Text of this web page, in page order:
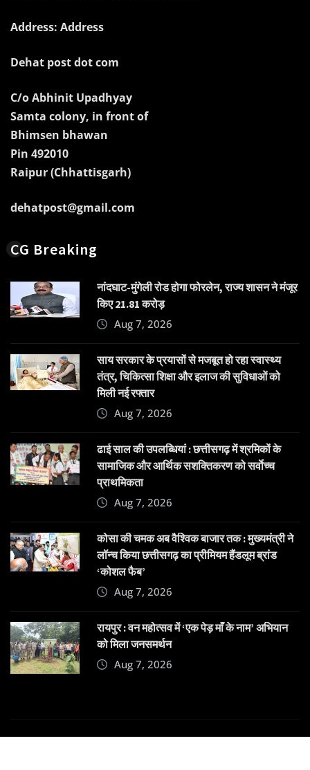
Address: Address
Dehat post dot com
C/o Abhinit Upadhyay
Samta colony, in front of
Bhimsen bhawan
Pin 492010
Raipur (Chhattisgarh)
dehatpost@gmail.com
CG Breaking
नांदघाट-मुंगेली रोड होगा फोरलेन, राज्य शासन ने मंजूर
किए 21.81 करोड़
Aug 7, 2026
साय सरकार के प्रयासों से मजबूत हो रहा स्वास्थ्य
तंत्र, चिकित्सा शिक्षा और इलाज की सुविधाओं को
मिली नई रफ्तार
Aug 7, 2026
ढाई साल की उपलब्धियां : छत्तीसगढ़ में श्रमिकों के
सामाजिक और आर्थिक सशक्तिकरण को सर्वाेच्च
प्राथमिकता
Aug 7, 2026
कोसा की चमक अब वैश्विक बाजार तक : मुख्यमंत्री ने
लॉन्च किया छत्तीसगढ़ का प्रीमियम हैंडलूम ब्रांड
‘कोशल फैब’
Aug 7, 2026
रायपुर : वन महोत्सव में ‘एक पेड़ माँ के नाम’ अभियान
को मिला जनसमर्थन
Aug 7, 2026